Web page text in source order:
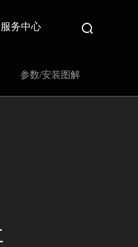
服务中心
参数/安装图解